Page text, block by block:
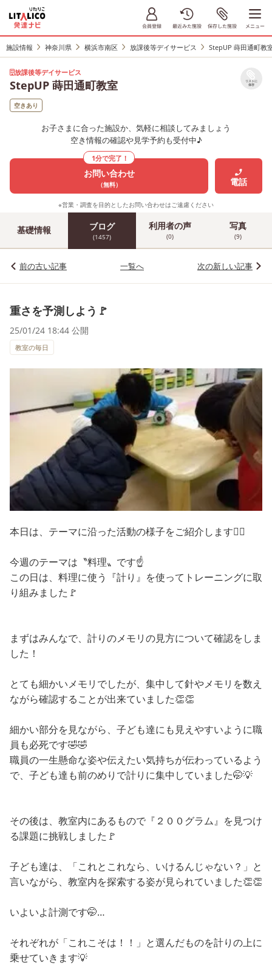
施設情報 神奈川県 横浜市南区 放課後等デイサービス StepUP 蒔田通町教
放課後等デイサービス
StepUP 蒔田通町教室 リストに
保存
空きあり
お子さまに合った施設か、気軽に相談してみましょう
空き情報の確認や見学予約も受付中♪
1分で完了！
お問い合わせ
（無料） 電話
※営業・調査を目的としたお問い合わせはご遠慮ください
基礎情報 ブログ
(1457)
利用者の声
(0)
写真
(9)
前の古い記事 一覧へ 次の新しい記事
重さを予測しよう🚩
25/01/24 18:44 公開
教室の毎日
本日は、テーマに沿った活動の様子をご紹介します💁‍♀️
今週のテーマは〝料理〟です☝️
この日は、料理に使う『計り』を使ってトレーニングに取
り組みました🚩
まずはみんなで、計りのメモリの見方について確認をしま
した！
とても細かいメモリでしたが、集中して針やメモリを数え
ながら確認することが出来ていました👏👏
細かい部分を見ながら、子ども達にも見えやすいように職
員も必死です🤣🤣
職員の一生懸命な姿や伝えたい気持ちが伝わっているよう
で、子ども達も前のめりで計りに集中していました🤭💡
その後は、教室内にあるもので『２００グラム』を見つけ
る課題に挑戦しました🚩
子ども達は、「これとこれなら、いけるんじゃない？」と
言いながら、教室内を探索する姿が見られていました👏👏
いよいよ計測です🤭…
それぞれが「これこそは！！」と選んだものを計りの上に
乗せていきます💡